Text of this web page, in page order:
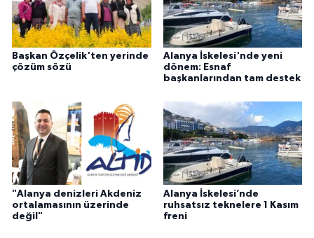
Başkan Özçelik'ten yerinde
çözüm sözü
Alanya İskelesi'nde yeni
dönem: Esnaf
başkanlarından tam destek
"Alanya denizleri Akdeniz
ortalamasının üzerinde
değil"
Alanya İskelesi’nde
ruhsatsız teknelere 1 Kasım
freni